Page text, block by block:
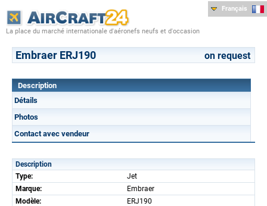
La place du marché internationale d'aéronefs neufs et d'occasion
Français
Embraer ERJ190 on request
Description
Détails
Photos
Contact avec vendeur
Description
Type:
Jet
Marque:
Embraer
Modèle:
ERJ190